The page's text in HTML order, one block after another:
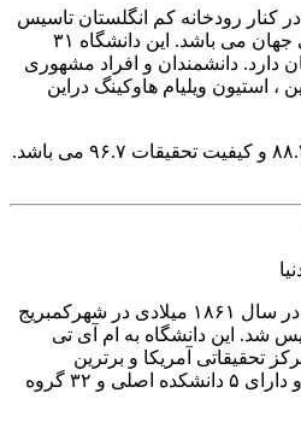
۱۲۰۹ میلادی در کنار رودخانه کم انگلستان تاسیس
شده و سومین دانشگاه قدیمی جهان می باشد. این دانشگاه ۳۱
بیش از ۱۵۰ دپارتمان دارد. دانشمندان و افراد مشهوری
، استیون ویلیام هاوکینگ دراین
امتیاز کیفیت تدریس کمبریج ۸۸.۲ و کیفیت تحقیقات ۹۶.۷ می باشد.
در سال ۱۸۶۱ میلادی در شهرکمبریج
شد. این دانشگاه به ام آی تی
تحقیقاتی آمریکا و برترین
دانشگاه مهندسی جهان است و دارای ۵ دانشکده اصلی و ۳۲ گروه